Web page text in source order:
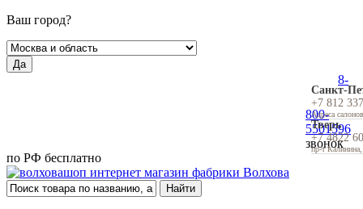
Ваш город?
Да
Санкт-
+7 812
Адреса
Тверь
+7 4822
пр-т
8-
800-
5501596
звонок
по РФ бесплатно